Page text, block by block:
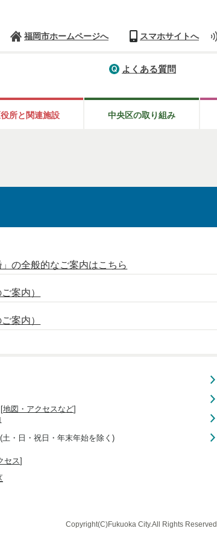
福岡市ホームページへ スマホサイトへ
よくある質問
所と 関連施設 中央区の取り組み
の全般的なご案内はこちら
案内）
案内）
地図・アクセスなど]
・日・祝日・年末年始を除く)
セス]
Copyright(C)Fukuoka City.All Rights Reserved.